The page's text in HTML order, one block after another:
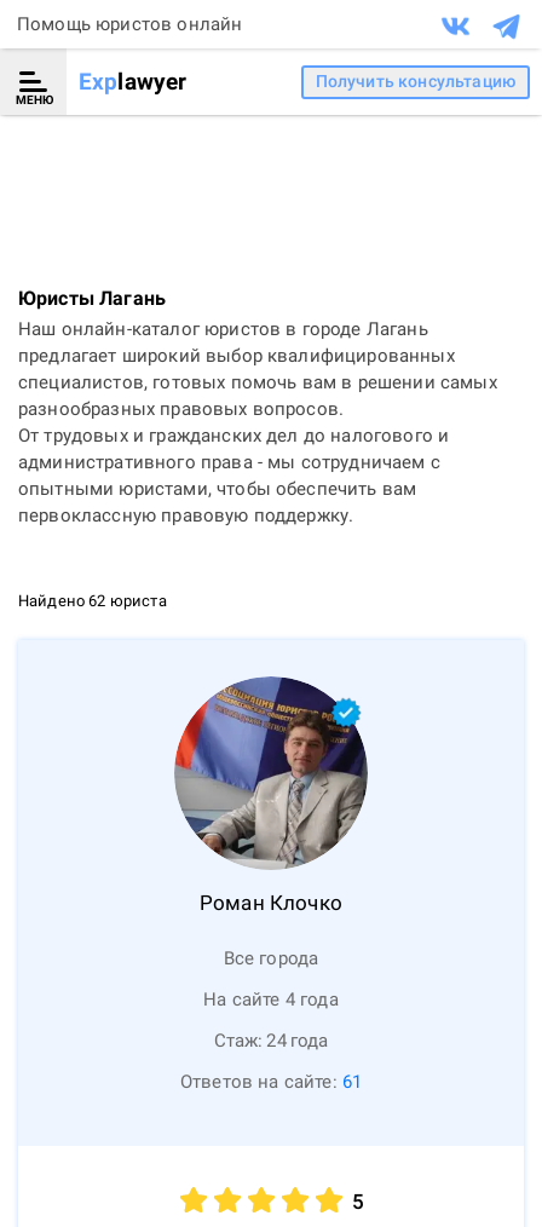
Помощь юристов онлайн
МЕНЮ
Explawyer Получить консультацию
Юристы Лагань
Наш онлайн-каталог юристов в городе Лагань
предлагает широкий выбор квалифицированных
специалистов, готовых помочь вам в решении самых
разнообразных правовых вопросов.
От трудовых и гражданских дел до налогового и
административного права - мы сотрудничаем с
опытными юристами, чтобы обеспечить вам
первоклассную правовую поддержку.
Найдено 62 юриста
Роман Клочко
Все города
На сайте 4 года
Стаж: 24 года
Ответов на сайте: 61
5